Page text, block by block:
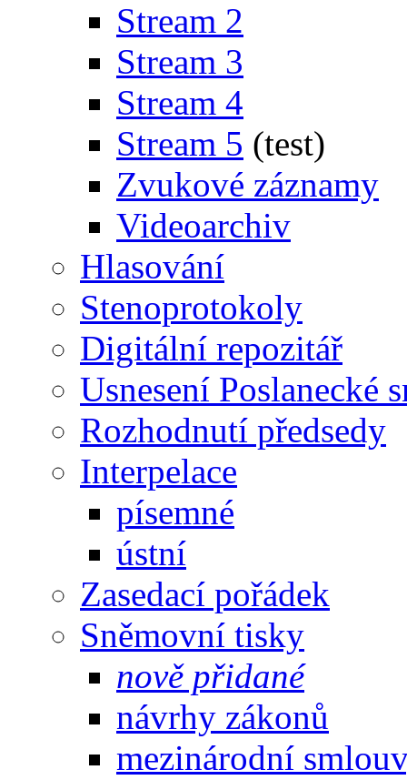
Stream 2
Stream 3
Stream 4
Stream 5 (test)
Zvukové záznamy
Videoarchiv
Hlasování
Stenoprotokoly
Digitální repozitář
Usnesení Poslanecké
Rozhodnutí předsedy
Interpelace
písemné
ústní
Zasedací pořádek
Sněmovní tisky
nově přidané
návrhy zákonů
mezinárodní